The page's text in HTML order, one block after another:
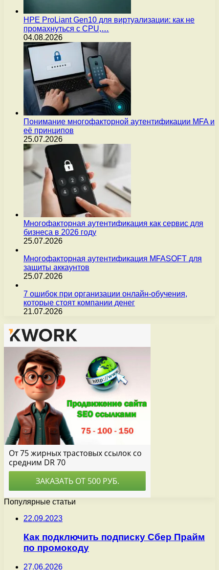
HPE ProLiant Gen10 для виртуализации: как не
промахнуться с CPU,…
04.08.2026
Понимание многофакторной аутентификации MFA и
её принципов
25.07.2026
Многофакторная аутентификация как сервис для
бизнеса в 2026 году
25.07.2026
Многофакторная аутентификация MFASOFT для
защиты аккаунтов
25.07.2026
7 ошибок при организации онлайн-обучения,
которые стоят компании денег
21.07.2026
Популярные статьи
22.09.2023
Как подключить подписку Сбер Прайм
по промокоду
27.06.2026